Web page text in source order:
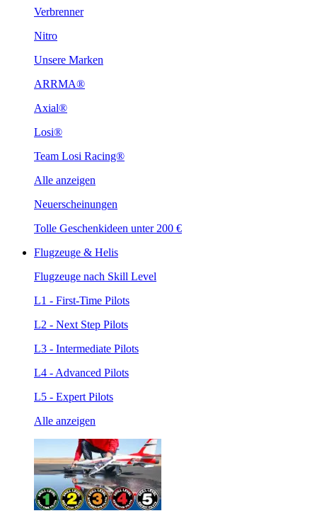
Verbrenner
Nitro
Unsere Marken
ARRMA®
Axial®
Losi®
Team Losi Racing®
Alle anzeigen
Neuerscheinungen
Tolle Geschenkideen unter 200 €
Flugzeuge & Helis
Flugzeuge nach Skill Level
L1 - First-Time Pilots
L2 - Next Step Pilots
L3 - Intermediate Pilots
L4 - Advanced Pilots
L5 - Expert Pilots
Alle anzeigen